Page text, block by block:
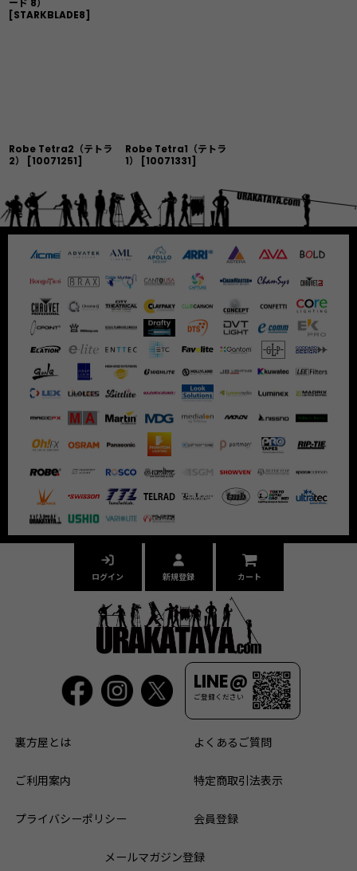
ード 8）
[STARKBLADE8]
Robe Tetra2（テトラ
2）
[10071251]
Robe Tetra1（テトラ
1）
[10071331]
LINE@
ご登録ください
ログイン 新規登録 カート
裏方屋とは よくあるご質問
ご利用案内 特定商取引法表示
プライバシーポリシー 会員登録
メールマガジン登録